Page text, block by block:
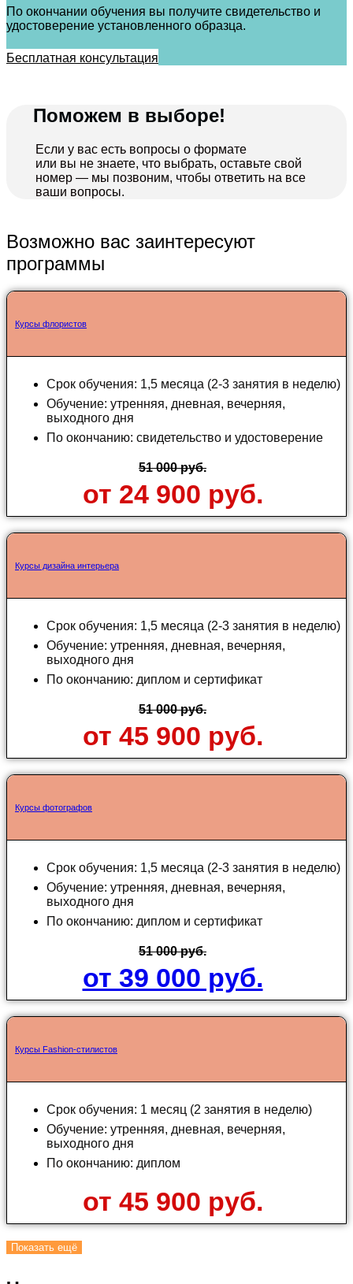
По окончании обучения вы получите свидетельство и
удостоверение установленного образца.
Бесплатная консультация
Поможем в выборе!
Если у вас есть вопросы о формате
или вы не знаете, что выбрать, оставьте свой
номер — мы позвоним, чтобы ответить на все
ваши вопросы.
Возможно вас заинтересуют
программы
Курсы флористов
Срок обучения: 1,5 месяца (2-3 занятия в неделю)
Обучение: утренняя, дневная, вечерняя,
выходного дня
По окончанию: свидетельство и удостоверение
51 000 руб.
от 24 900 руб.
Курсы дизайна интерьера
Срок обучения: 1,5 месяца (2-3 занятия в неделю)
Обучение: утренняя, дневная, вечерняя,
выходного дня
По окончанию: диплом и сертификат
51 000 руб.
от 45 900 руб.
Курсы фотографов
Срок обучения: 1,5 месяца (2-3 занятия в неделю)
Обучение: утренняя, дневная, вечерняя,
выходного дня
По окончанию: диплом и сертификат
51 000 руб.
от 39 000 руб.
Курсы Fashion-стилистов
Срок обучения: 1 месяц (2 занятия в неделю)
Обучение: утренняя, дневная, вечерняя,
выходного дня
По окончанию: диплом
от 45 900 руб.
Показать ещё